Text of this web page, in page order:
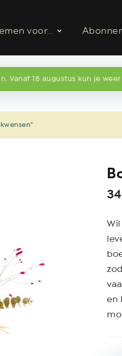
voor…
Vanaf 18 augustus kun je
en